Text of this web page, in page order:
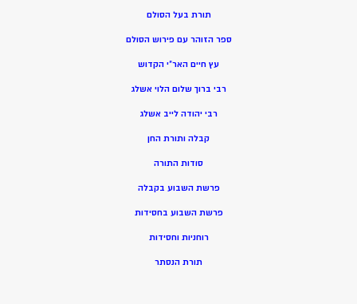
תורת בעל הסולם
ספר הזוהר עם פירוש הסולם
עץ חיים האר”י הקדוש
רבי ברוך שלום הלוי אשלג
רבי יהודה לייב אשלג
קבלה ותורת החן
סודות התורה
פרשת השבוע בקבלה
פרשת השבוע בחסידות
רוחניות וחסידות
תורת הנסתר